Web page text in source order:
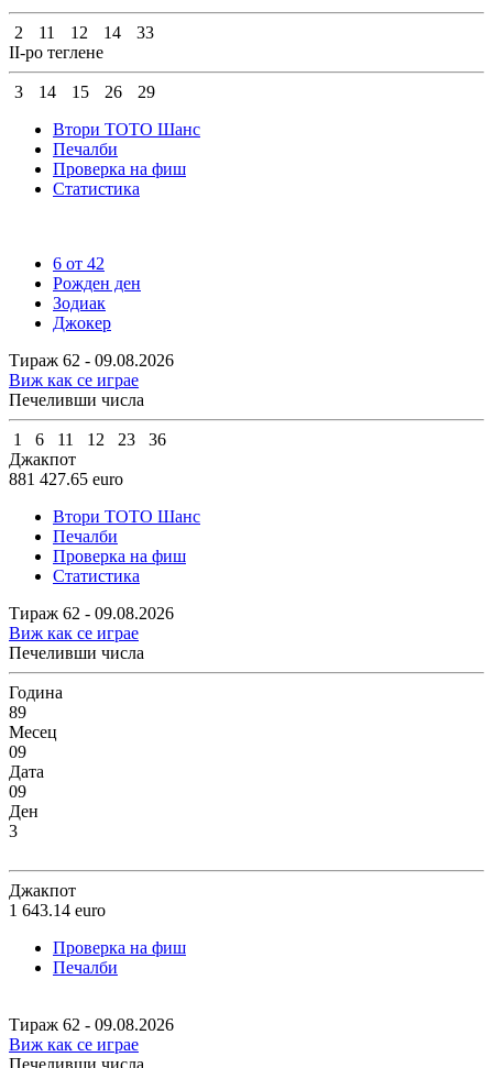
2 11 12 14
33
II-ро теглене
3 14 15 26
29
Втори ТОТО Шанс
Печалби
Проверка на фиш
Статистика
6 от 42
Рожден ден
Зодиак
Джокер
Тираж 62 - 09.08.2026
Виж как се играе
Печеливши числа
1 6 11 12 23
36
Джакпот
881 427.65 euro
Втори ТОТО Шанс
Печалби
Проверка на фиш
Статистика
Тираж 62 - 09.08.2026
Виж как се играе
Печеливши числа
Година
89
Месец
09
Дата
09
Ден
3
Джакпот
1 643.14 euro
Проверка на фиш
Печалби
Тираж 62 - 09.08.2026
Виж как се играе